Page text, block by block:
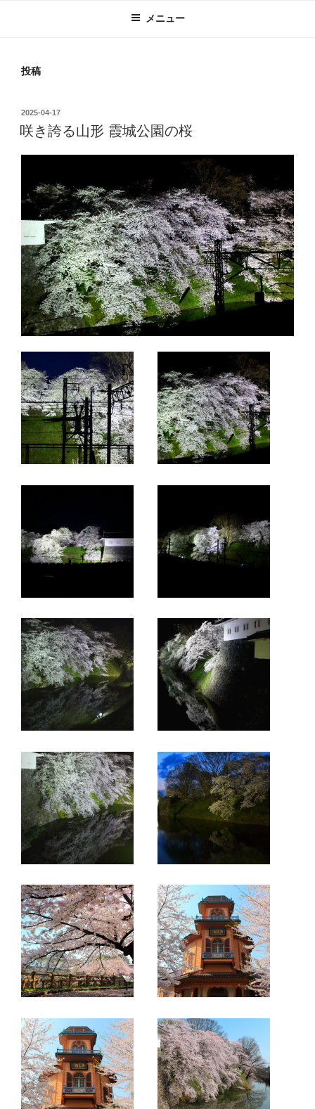
メニュー
投稿
投
稿
日:
2025-04-17
咲き誇る山形 霞城公園の桜